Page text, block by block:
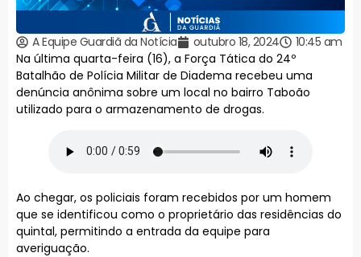
A Equipe Guardiã da Notícia outubro 18, 2024
10:45 am
Na última quarta-feira (16), a Força Tática do 24º
Batalhão de Polícia Militar de Diadema recebeu uma
denúncia anônima sobre um local no bairro Taboão
utilizado para o armazenamento de drogas.
Ao chegar, os policiais foram recebidos por um homem
que se identificou como o proprietário das residências do
quintal, permitindo a entrada da equipe para
averiguação.